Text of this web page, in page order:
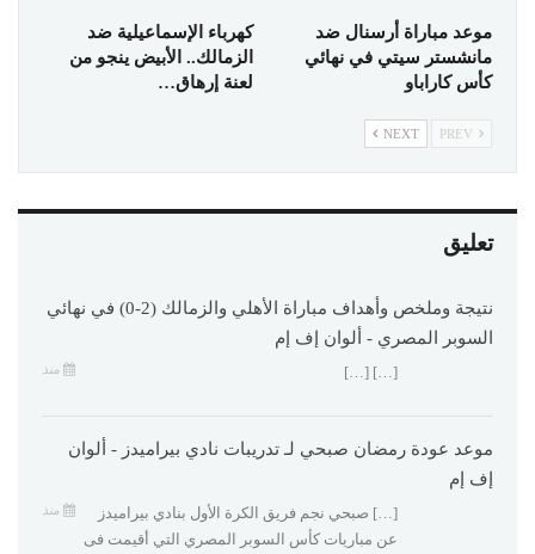
موعد مباراة أرسنال ضد
مانشستر سيتي في نهائي
كأس كاراباو
كهرباء الإسماعيلية ضد
الزمالك.. الأبيض ينجو من
لعنة إرهاق…
NEXT
تعليق
نتيجة وملخص وأهداف مباراة الأهلي والزمالك (2-0) في نهائي
السوبر المصري - ألوان إف إم
منذ […] […]
موعد عودة رمضان صبحي لـ تدريبات نادي بيراميدز - ألوان
إف إم
منذ
[…] صبحي نجم فريق الكرة الأول بنادي بيراميدز
عن مباريات كأس السوبر المصري التي أقيمت فى